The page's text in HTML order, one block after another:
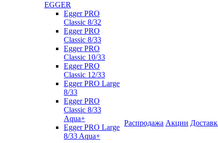
EGGER
Egger PRO
Classic 8/32
Egger PRO
Classic 8/33
Egger PRO
Classic 10/33
Egger PRO
Classic 12/33
Egger PRO Large
8/33
Egger PRO
Classic 8/33
Aqua+
Egger PRO Large
8/33 Aqua+
Распродажа Акции